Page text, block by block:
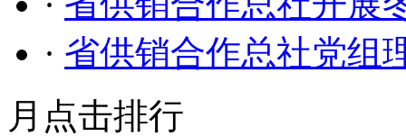
· 省供销合作总社党组
月点击排行